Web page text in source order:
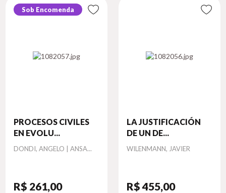
Sob Encomenda
PROCESOS CIVILES
EN EVOLU...
Autor
DONDI, ANGELO | ANSA...
R$ 261,00
LA JUSTIFICACIÓN
DE UN DE...
Autor
WILENMANN, JAVIER
R$ 455,00